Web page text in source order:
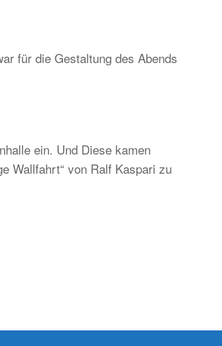
für die Gestaltung des Abends
ein. Und Diese kamen
Wallfahrt“ von Ralf Kaspari zu